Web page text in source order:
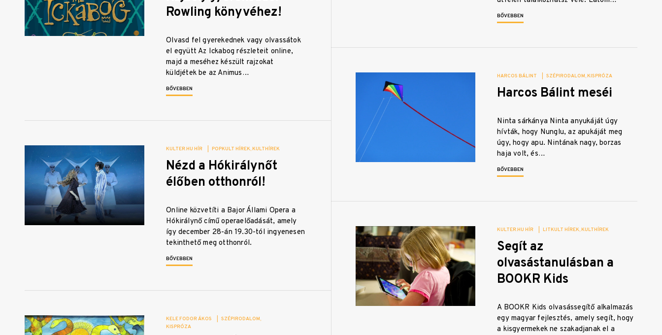
BŐVEBBEN
Rowling könyvéhez!
Olvasd fel gyerekednek vagy olvassátok
el együtt Az Ickabog részleteit online,
majd a meséhez készült rajzokat
küldjétek be az Animus…
BŐVEBBEN
HARCOS BÁLINT SZÉPIRODALOM KISPRÓZA
Harcos Bálint meséi
Ninta sárkánya Ninta anyukáját úgy
hívták, hogy Nunglu, az apukáját meg
úgy, hogy apu. Nintának nagy, borzas
haja volt, és…
BŐVEBBEN
KULTER.HU HÍR POPKULT HÍREK KULTHÍREK
Nézd a Hókirálynőt
élőben otthonról!
Online közvetíti a Bajor Állami Opera a
Hókirálynő című operaelőadását, amely
így december 28-án 19.30-tól ingyenesen
tekinthető meg otthonról.
BŐVEBBEN
KULTER.HU HÍR LITKULT HÍREK KULTHÍREK
Segít az
olvasástanulásban a
BOOKR Kids
A BOOKR Kids olvasássegítő alkalmazás
egy magyar fejlesztés, amely segít, hogy
a kisgyermekek ne szakadjanak el a
KELE FODOR ÁKOS
SZÉPIRODALOM
KISPRÓZA